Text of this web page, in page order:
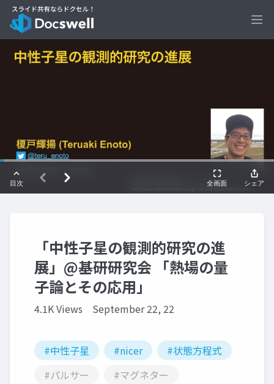
「中性子星の観測的研究の進
展」@基研研究会 「熱場の量
子論とその応用」
4.1K Views September 22, 22
#中性子星 #nicer
#状態方程式
#パルサー
#マグネター